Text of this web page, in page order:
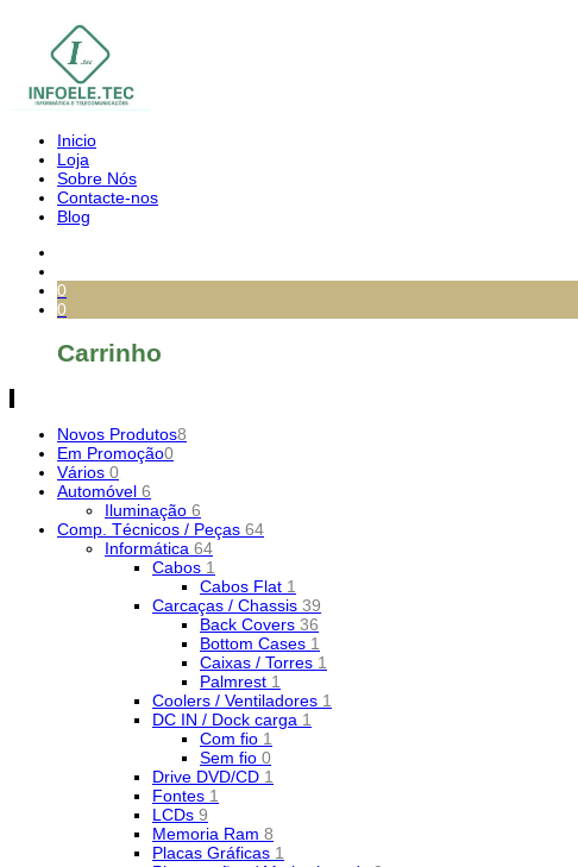
Inicio
Loja
Sobre Nós
Contacte-nos
Blog
0
0
Carrinho
Novos Produtos8
Em Promoção0
Vários 0
Automóvel 6
Iluminação 6
Comp. Técnicos / Peças 64
Informática 64
Cabos 1
Cabos Flat 1
Carcaças / Chassis 39
Back Covers 36
Bottom Cases 1
Caixas / Torres 1
Palmrest 1
Coolers / Ventiladores 1
DC IN / Dock carga 1
Com fio 1
Sem fio 0
Drive DVD/CD 1
Fontes 1
LCDs 9
Memoria Ram 8
Placas Gráficas 1